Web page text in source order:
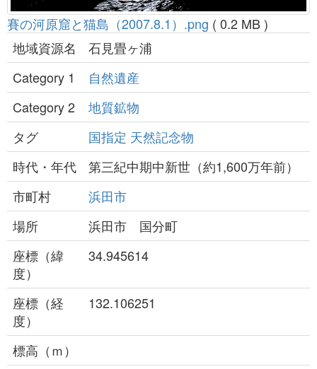
賽の河原窟と猫島（2007.8.1）.png ( 0.2 MB )
地域資源名
石見畳ヶ浦
Category 1
自然遺産
Category 2
地質鉱物
タグ
国指定 天然記念物
時代・年代
第三紀中期中新世（約1,600万年前）
市町村
浜田市
場所
浜田市 国分町
座標（緯
度）
34.945614
座標（経
度）
132.106251
標高（ｍ）